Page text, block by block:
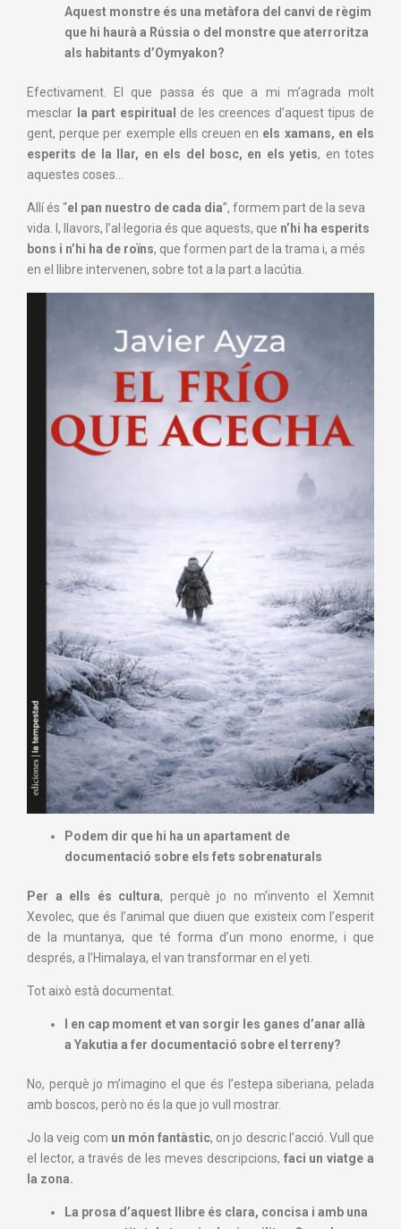
Aquest monstre és una metàfora del canvi de règim
que hi haurà a Rússia o del monstre que aterroritza
als habitants d’Oymyakon?
Efectivament. El que passa és que a mi m’agrada molt
mesclar la part espiritual
de les creences d’aquest tipus de
gent, perque per exemple ells creuen en els xamans, en els
esperits de la llar, en els del bosc, en els yetis, en totes
aquestes coses…
Allí és “el pan nuestro de cada dia”, formem part de la seva
vida. I, llavors, l’al·legoria és que aquests, que n’hi ha esperits
bons i n’hi ha de roïns, que formen part de la trama i, a més
en el llibre intervenen, sobre tot a la part a Iacútia.
Podem dir que hi ha un apartament de
documentació sobre els fets sobrenaturals
Per a ells és cultura, perquè jo no m’invento el Xemnit
Xevolec, que és l’animal que diuen que existeix com l’esperit
de la muntanya, que té forma d’un mono enorme, i que
després, a l’Himalaya, el van transformar en el yeti.
Tot això està documentat.
I en cap moment etvan sorgir les ganes d’anar allà
a Yakutia a fer documentació sobre el terreny?
No, perquè jo m’imagino el que és l’estepa siberiana, pelada
amb boscos, però no és la que jo vull mostrar.
Jo la veig com un món fantàstic, on jo descric l’acció. Vull que
el lector, a través de les meves descripcions, faci un viatge a
la zona.
La prosa d’aquest llibre és clara, concisa i amb una